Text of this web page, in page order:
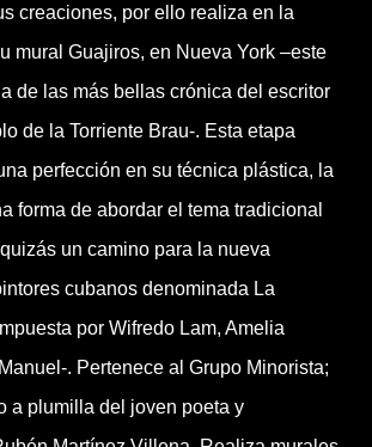
creaciones, por ello realiza en la
mural Guajiros, en Nueva York –este
de las más bellas crónica del escritor
de la Torriente Brau-. Esta etapa
perfección en su técnica plástica, la
forma de abordar el tema tradicional
un camino para la nueva
cubanos denominada La
por Wifredo Lam, Amelia
. Pertenece al Grupo Minorista;
a plumilla del joven poeta y